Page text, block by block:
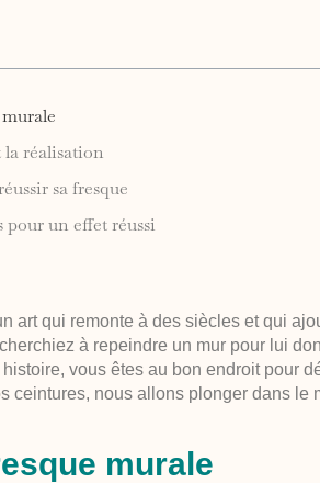
réalisation
sa fresque
pour un effet réussi
art qui remonte à des siècles et qui
à repeindre un mur pour lui
vous êtes au bon endroit pour
ceintures, nous allons plonger dans le
murale